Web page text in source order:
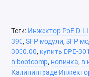
Теги: Инжектор PoE D-
390, SFP модули, SFP
3030.00, купить DPE-
в bootcomp, новинка, в
Калининграде